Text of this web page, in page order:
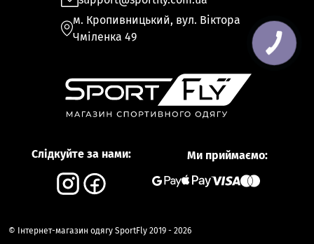
Слідкуйте за нами: Ми приймаємо:
м. Кропивницький, вул. Віктора
Чміленка 49
© Інтернет-магазин одягу SportFly 2019 - 2026
КНОПКА
ЗВ'ЯЗКУ